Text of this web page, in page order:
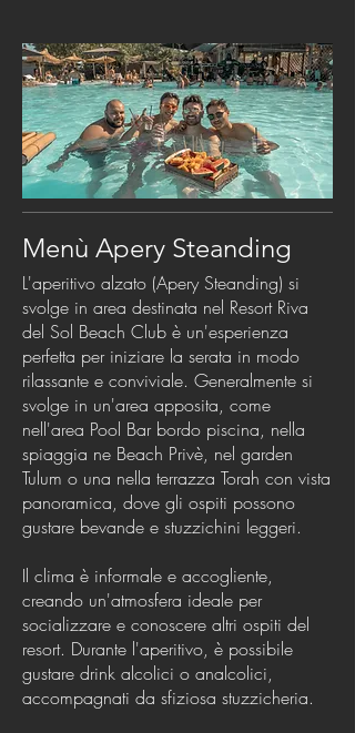
Menù Apery Steanding
L'aperitivo alzato (Apery Steanding) si
svolge in area destinata nel Resort Riva
del Sol Beach Club è un'esperienza
perfetta per iniziare la serata in modo
rilassante e conviviale. Generalmente si
svolge in un'area apposita, come
nell'area Pool Bar bordo piscina, nella
spiaggia ne Beach Privè, nel garden
Tulum o una nella terrazza Torah con vista
panoramica, dove gli ospiti possono
gustare bevande e stuzzichini leggeri.
Il clima è informale e accogliente,
creando un'atmosfera ideale per
socializzare e conoscere altri ospiti del
resort. Durante l'aperitivo, è possibile
gustare drink alcolici o analcolici,
accompagnati da sfiziosa stuzzicheria.